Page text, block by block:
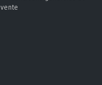
vente